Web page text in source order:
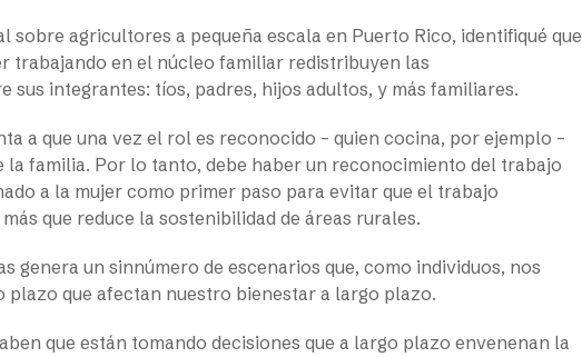
sobre agricultores a pequeña escala en Puerto Rico, identifiqué que
trabajando en el núcleo familiar redistribuyen las
sus integrantes: tíos, padres, hijos adultos, y más familiares.
a que una vez el rol es reconocido – quien cocina, por ejemplo –
la familia. Por lo tanto, debe haber un reconocimiento del trabajo
a la mujer como primer paso para evitar que el trabajo
que reduce la sostenibilidad de áreas rurales.
genera un sinnúmero de escenarios que, como individuos, nos
que afectan nuestro bienestar a largo plazo.
que están tomando decisiones que a largo plazo envenenan la